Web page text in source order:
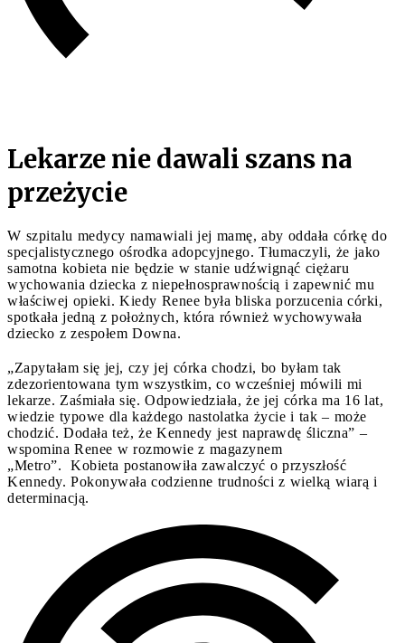
Lekarze nie dawali szans na
przeżycie
W szpitalu medycy namawiali jej mamę, aby oddała córkę do
specjalistycznego ośrodka adopcyjnego. Tłumaczyli, że jako
samotna kobieta nie będzie w stanie udźwignąć ciężaru
wychowania dziecka z niepełnosprawnością i zapewnić mu
właściwej opieki. Kiedy Renee była bliska porzucenia córki,
spotkała jedną z położnych, która również wychowywała
dziecko z zespołem Downa.
„Zapytałam się jej, czy jej córka chodzi, bo byłam tak
zdezorientowana tym wszystkim, co wcześniej mówili mi
lekarze. Zaśmiała się. Odpowiedziała, że jej córka ma 16 lat,
wiedzie typowe dla każdego nastolatka życie i tak – może
chodzić. Dodała też, że Kennedy jest naprawdę śliczna” –
wspomina Renee w rozmowie z magazynem
„Metro”. Kobieta postanowiła zawalczyć o przyszłość
Kennedy. Pokonywała codzienne trudności z wielką wiarą i
determinacją.